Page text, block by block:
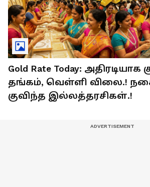
Gold Rate Today:
தங்கம், வெள்ளி விலை.!
குவிந்த இல்லத்தரசிகள்.!